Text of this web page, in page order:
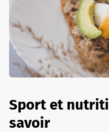
Sport et
savoir